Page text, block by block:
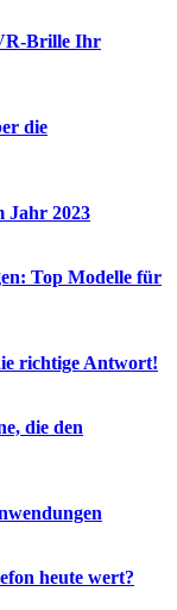
Brille Ihr
die
Jahr 2023
Top Modelle für
richtige Antwort!
die den
heute wert?